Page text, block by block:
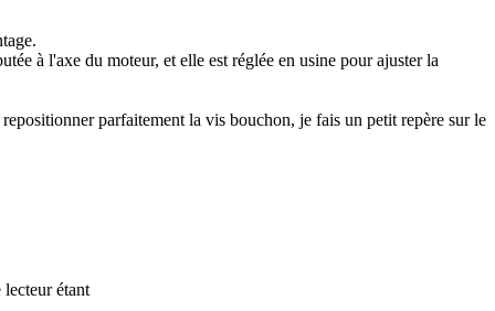
à l'axe du moteur, et elle est réglée en usine pour ajuster la
parfaitement la vis bouchon, je fais un petit repère sur le
étant